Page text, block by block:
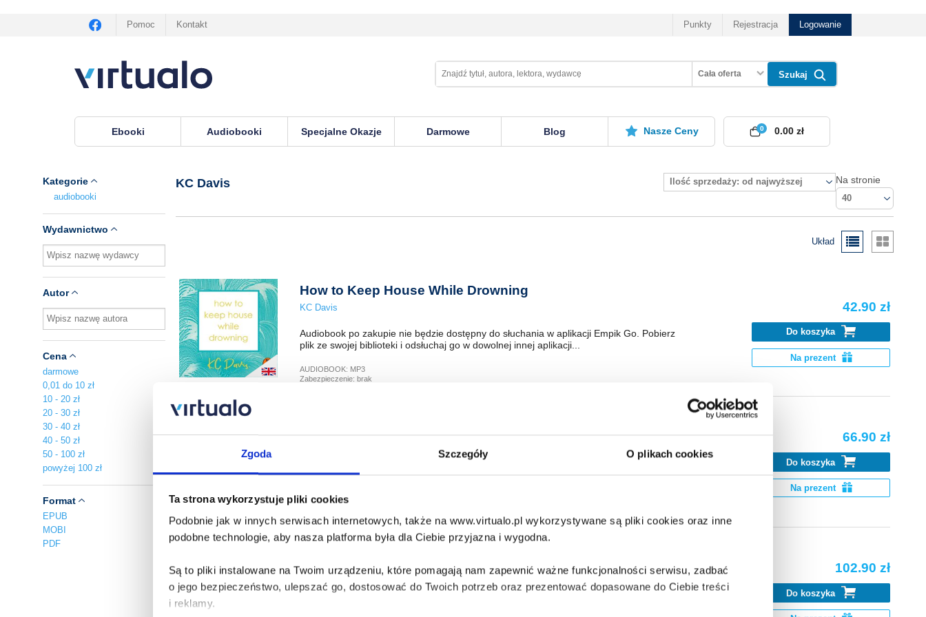
Zgoda Szczegóły O plikach cookies
Ta strona wykorzystuje pliki cookies
Podobnie jak w innych serwisach internetowych, także na www.virtualo.pl wykorzystywane są pliki cookies oraz inne
podobne technologie, aby nasza platforma była dla Ciebie przyjazna i wygodna.
Są to pliki instalowane na Twoim urządzeniu, które pomagają nam zapewnić ważne funkcjonalności serwisu, zadbać
o jego bezpieczeństwo, ulepszać go, dostosować do Twoich potrzeb oraz prezentować dopasowane do Ciebie treści
i reklamy.
Pomoc Kontakt Punkty Rejestracja Logowanie
Cała oferta Szukaj
Ebooki Audiobooki Specjalne Okazje Darmowe Blog Nasze Ceny 0
0.00 zł
Kategorie
audiobooki
Wydawnictwo
Autor
Cena
darmowe
0,01 do 10 zł
10 - 20 zł
20 - 30 zł
30 - 40 zł
40 - 50 zł
50 - 100 zł
powyżej 100 zł
Format
EPUB
MOBI
PDF
KC Davis Ilość sprzedaży: od najwyższej Na stronie
40
Układ
How to Keep House While Drowning
KC Davis
Audiobook po zakupie nie będzie dostępny do słuchania w aplikacji Empik Go. Pobierz
plik ze swojej biblioteki i odsłuchaj go w dowolnej innej aplikacji...
AUDIOBOOK: MP3
Zabezpieczenie: brak
42.90 zł
Do koszyka
Na prezent
KC Davis
plik ze swojej biblioteki i odsłuchaj go w dowolnej innej aplikacji...
AUDIOBOOK:
66.90 zł
Do koszyka
Na prezent
KC Davis
Audiobook po zakupie nie będzie dostępny do słuchania w aplikacji Empik Go. Pobierz
102.90 zł
Do koszyka